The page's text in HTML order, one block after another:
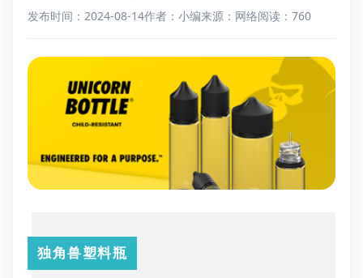
发布时间：2024-08-14作者：小编来源：网络阅读：760
独角兽塑料瓶